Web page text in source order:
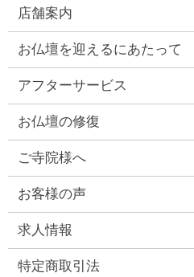
店舗案内
お仏壇を迎えるにあたって
アフターサービス
お仏壇の修復
ご寺院様へ
お客様の声
求人情報
特定商取引法